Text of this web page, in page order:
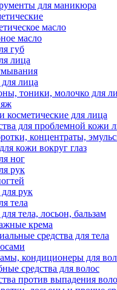
для маникюра
масло
масло
губ
лица
лица
тоники, молочко для
косметические для лица
для проблемной кожи
концентраты,
кожи вокруг глаз
ног
рук
рук
тела
тела, лосьон, бальзам
крема
средства для тела
кондиционеры для
средства для волос
против выпадения